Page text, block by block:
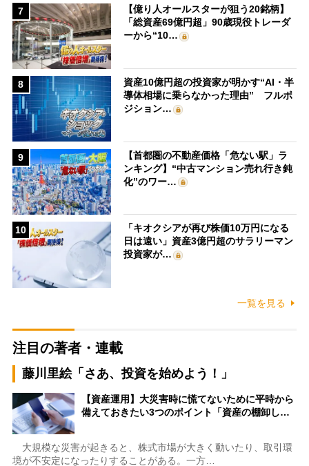
7
【億り人オールスターが狙う20銘柄】
「総資産69億円超」90歳現役トレーダ
ーから“10…
8
資産10億円超の投資家が明かす“AI・半
導体相場に乗らなかった理由” フルポ
ジション…
9
【首都圏の不動産価格「危ない駅」ラ
ンキング】“中古マンション売れ行き鈍
化”のワー…
10
「キオクシアが再び株価10万円になる
日は遠い」資産3億円超のサラリーマン
投資家が…
一覧を見る
注目の著者・連載
藤川里絵「さあ、投資を始めよう！」
【資産運用】大災害時に慌てないために平時から
備えておきたい3つのポイント「資産の棚卸し…
大規模な災害が起きると、株式市場が大きく動いたり、取引環
境が不安定になったりすることがある。一方…